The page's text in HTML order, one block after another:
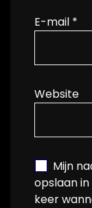
E-mail *
Website
Mijn
opslaan
keer